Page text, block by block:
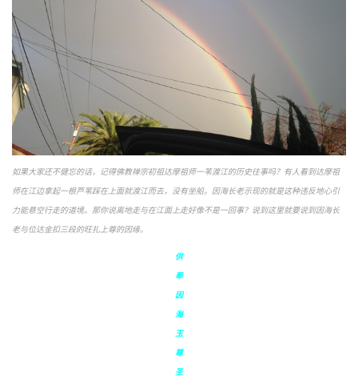
如果大家还不健忘的话，记得佛教禅宗初祖达摩祖师一苇渡江的历史往事吗？有人看到达摩祖
师在江边拿起一根芦苇踩在上面就渡江而去，没有坐船。因海长老示现的就是这种违反地心引
力能悬空行走的道境。那你说离地走与在江面上走好像不是一回事？说到这里就要说到因海长
老与位达金扣三段的旺扎上尊的因缘。
供
奉
因
海
玉
尊
圣